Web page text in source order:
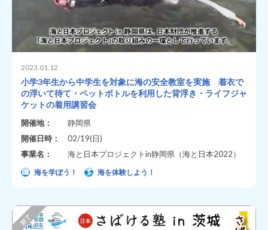
2023.01.12
小学3年生から中学生を対象に海の安全教室を実施 着衣で
の浮いて待て・ペットボトルを利用した背浮き・ライフジャ
ケットの着用講習会
開催地：
静岡県
開催日時：
02/19(日)
事業名：
海と日本プロジェクトin静岡県（海と日本2022）
海を学ぼう！ 海を体験しよう！